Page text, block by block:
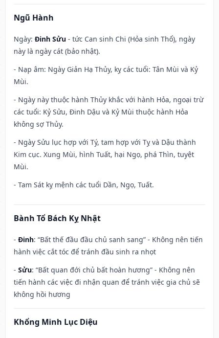
Ngũ Hành
Ngày: Đinh Sửu - tức Can sinh Chi (Hỏa sinh Thổ), ngày
này là ngày cát (bảo nhật).
- Nạp âm: Ngày Giản Hạ Thủy, kỵ các tuổi: Tân Mùi và Kỷ
Mùi.
- Ngày này thuộc hành Thủy khắc với hành Hỏa, ngoại trừ
các tuổi: Kỷ Sửu, Đinh Dậu và Kỷ Mùi thuộc hành Hỏa
không sợ Thủy.
- Ngày Sửu lục hợp với Tý, tam hợp với Tỵ và Dậu thành
Kim cục. Xung Mùi, hình Tuất, hại Ngọ, phá Thìn, tuyệt
Mùi.
- Tam Sát kỵ mệnh các tuổi Dần, Ngọ, Tuất.
Bành Tổ Bách Kỵ Nhật
- Đinh: “Bất thế đầu đầu chủ sanh sang” - Không nên tiến
hành việc cắt tóc để tránh đầu sinh ra nhọt
- Sửu: “Bất quan đới chủ bất hoàn hương” - Không nên
tiến hành các việc đi nhận quan để tránh việc gia chủ sẽ
không hồi hương
Khổng Minh Lục Diệu